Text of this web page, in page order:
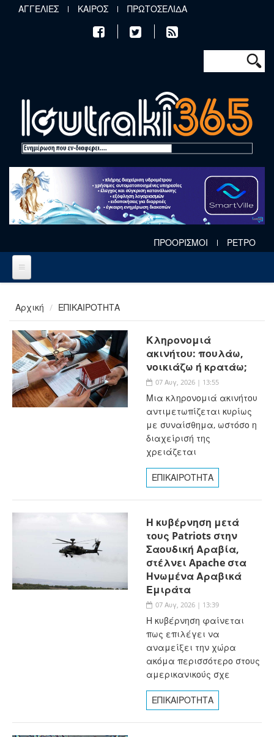
Παράκαμψη προς το κυρίως περιεχόμενο
ΑΓΓΕΛΙΕΣ ΚΑΙΡΟΣ ΠΡΩΤΟΣΕΛΙΔΑ
Φόρμα
Αναζήτηση
ΠΡΟΟΡΙΣΜΟΙ ΡΕΤΡΟ
Αρχική ΕΠΙΚΑΙΡΟΤΗΤΑ
Κληρονομιά
ακινήτου: πουλάω,
νοικιάζω ή κρατάω;
07 Αυγ, 2026 | 13:55
Μια κληρονομιά ακινήτου
αντιμετωπίζεται κυρίως
με συναίσθημα, ωστόσο η
διαχείρισή της
χρειάζεται
ΕΠΙΚΑΙΡΟΤΗΤΑ
Η κυβέρνηση μετά
τους Patriots στην
Σαουδική Αραβία,
στέλνει Apache στα
Ηνωμένα Αραβικά
Εμιράτα
07 Αυγ, 2026 | 13:39
Η κυβέρνηση φαίνεται
πως επιλέγει να
αναμείξει την χώρα
ακόμα περισσότερο στους
αμερικανικούς σχε
ΕΠΙΚΑΙΡΟΤΗΤΑ